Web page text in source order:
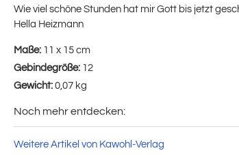
Wie viel schöne Stunden hat mir Gott bis jetzt
Hella Heizmann
Maße: 11 x 15 cm
Gebindegröße: 12
Gewicht: 0,07 kg
Noch mehr entdecken:
Weitere Artikel von Kawohl-Verlag